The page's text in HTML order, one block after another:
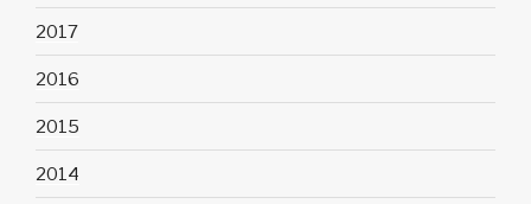
2017
2016
2015
2014